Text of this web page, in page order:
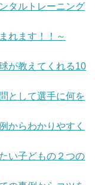
タルトレーニング
れます！！～
が教えてくれる10
として選手に何を
からわかりやすく
い子どもの２つの